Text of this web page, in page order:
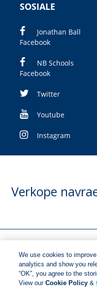
SOSIALE
Jonathan Ball
Facebook
NB Schools
Facebook
Twitter
Youtube
Instagram
Verkope
Manuskrip
voorlegging
We use cookies to
analytics and show you
“OK”, you agree to the
View ourCookie Policy &